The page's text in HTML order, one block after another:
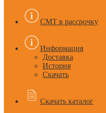
CMT в рассрочку
Информация
Доставка
История
Скачать
Скачать каталог